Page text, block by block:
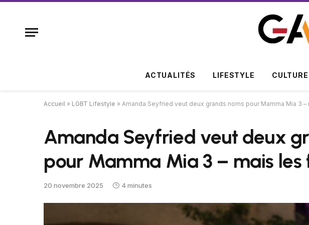
ACTUALITÉS LIFESTYLE CULTURE
Accueil » LGBT Lifestyle » Amanda Seyfried veut deux grands noms pour Mamma Mia 3
Amanda Seyfried veut deux
pour Mamma Mia 3 – mais les
20 novembre 2025 4 minutes